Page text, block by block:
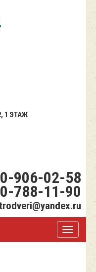
1 ЭТАЖ
906-02-58
788-11-90